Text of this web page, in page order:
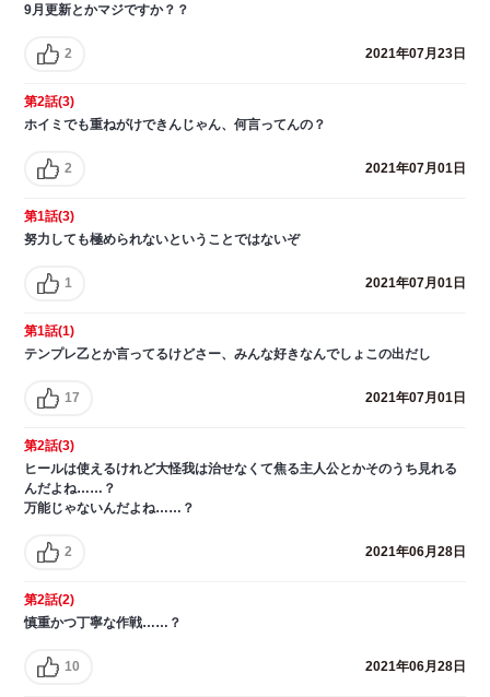
9月更新とかマジですか？？
2 2021年07月23日
第2話(3)
ホイミでも重ねがけできんじゃん、何言ってんの？
2 2021年07月01日
第1話(3)
努力しても極められないということではないぞ
1 2021年07月01日
第1話(1)
テンプレ乙とか言ってるけどさー、みんな好きなんでしょこの出だし
17 2021年07月01日
第2話(3)
ヒールは使えるけれど大怪我は治せなくて焦る主人公とかそのうち見れる
んだよね……？
万能じゃないんだよね……？
2 2021年06月28日
第2話(2)
慎重かつ丁寧な作戦……？
10 2021年06月28日